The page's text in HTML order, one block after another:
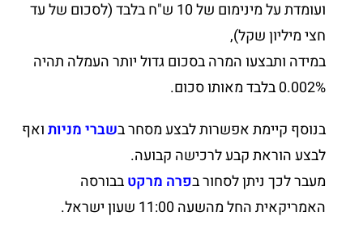
ועומדת על מינימום של 10 ש"ח בלבד (לסכום של עד
חצי מיליון שקל),
במידה ותבצעו המרה בסכום גדול יותר העמלה תהיה
0.002% בלבד מאותו סכום.
בנוסף קיימת אפשרות לבצע מסחר בשברי מניותואף
לבצע הוראת קבע לרכישה קבועה.
מעבר לכך ניתן לסחור בפרה מרקטבבורסה
האמריקאית החל מהשעה 11:00 שעון ישראל.